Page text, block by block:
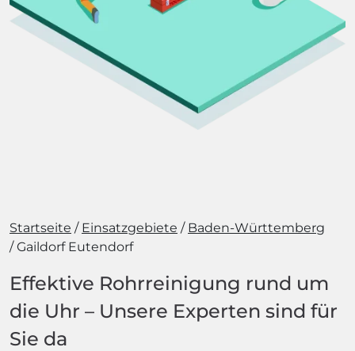
Startseite Einsatzgebiete
Baden-Württemberg
Gaildorf Eutendorf
Effektive Rohrreinigung rund um
die Uhr – Unsere Experten sind für
Sie da